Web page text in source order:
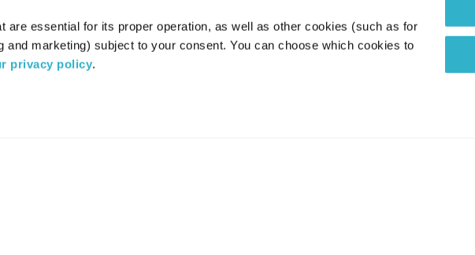
are essential for its proper operation, as well as other cookies (such as for
and marketing) subject to your consent. You can choose which cookies to
privacy policy.